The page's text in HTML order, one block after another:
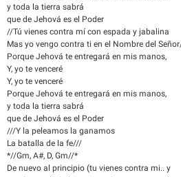
y toda la tierra sabrá
que de Jehová es el Poder
//Tú vienes contra mí con espada y jabalina
Mas yo vengo contra ti en el Nombre del
Porque Jehová te entregará en mis manos,
Y, yo te venceré
Y, yo te venceré
Porque Jehová te entregará en mis manos,
y toda la tierra sabrá
que de Jehová es el Poder
///Y la peleamos la ganamos
La batalla de la fe///
*//Gm, A#, D, Gm//*
De nuevo al principio (tu vienes contra mi.. y